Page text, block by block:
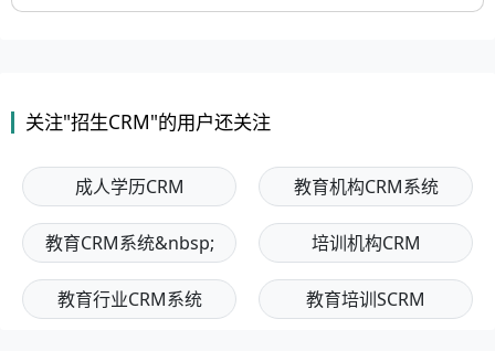
关注"招生CRM"的用户还关注
成人学历CRM 教育机构CRM系统
教育CRM系统&nbsp; 培训机构CRM
教育行业CRM系统 教育培训SCRM